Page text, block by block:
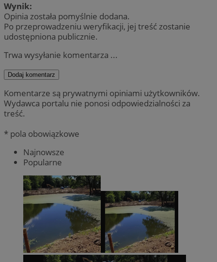
Wynik:
Opinia została pomyślnie dodana.
Po przeprowadzeniu weryfikacji, jej treść zostanie
udostępniona publicznie.
Trwa wysyłanie komentarza ...
Dodaj komentarz
Komentarze są prywatnymi opiniami użytkowników.
Wydawca portalu nie ponosi odpowiedzialności za
treść.
* pola obowiązkowe
Najnowsze
Popularne